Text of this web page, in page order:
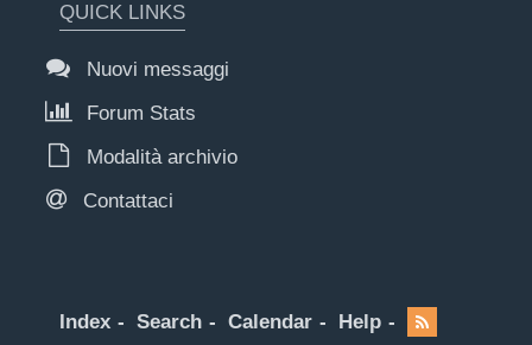
QUICK LINKS
Nuovi messaggi
Forum Stats
Modalità archivio
Contattaci
Index Search Calendar Help